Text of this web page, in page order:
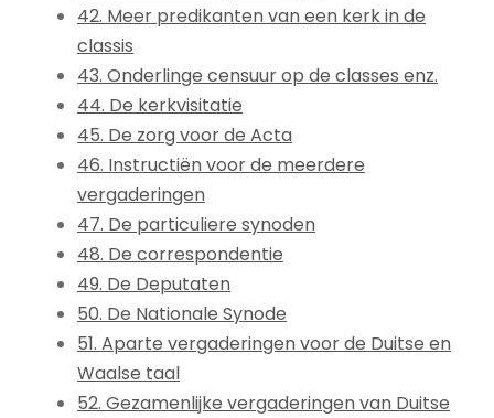
42. Meer predikanten van een kerk in de
classis
43. Onderlinge censuur op de classes enz.
44. De kerkvisitatie
45. De zorg voor de Acta
46. Instructiën voor de meerdere
vergaderingen
47. De particuliere synoden
48. De correspondentie
49. De Deputaten
50. De Nationale Synode
51. Aparte vergaderingen voor de Duitse en
Waalse taal
52. Gezamenlijke vergaderingen van Duitse